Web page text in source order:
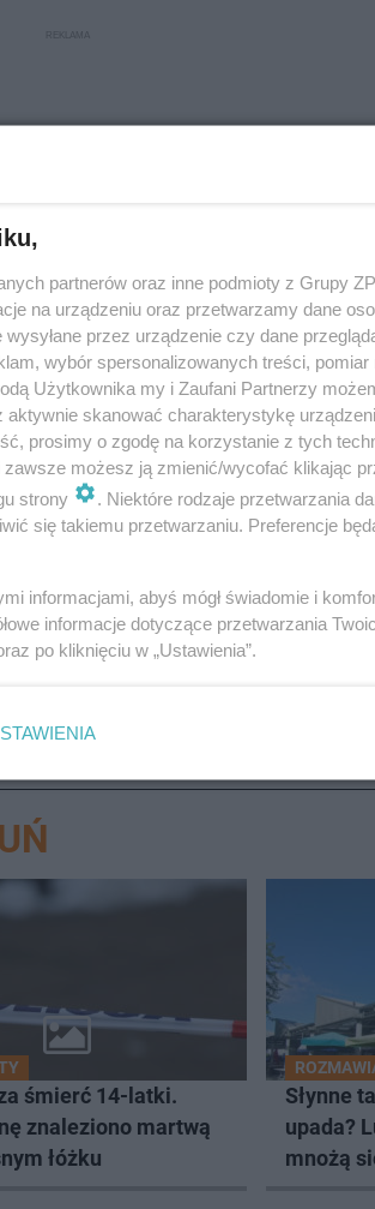
są m.in. soda oczyszczona.
działa teżmiks wódki(2 kieliszki) z
konkretne upodobania
śmierć 14-latki.
znaleziono martwą
łóżku
Słynne
upada?
mnożą
partnerów oraz inne podmioty z Grupy
na urządzeniu oraz przetwarzamy dane
przez urządzenie czy dane
wybór spersonalizowanych treści,
Użytkownika my i Zaufani Partnerzy
aktywnie skanować charakterystykę
prosimy o zgodę na korzystanie z tych
zawsze możesz ją zmienić/wycofać klikając
strony
. Niektóre rodzaje przetwarzania
się takiemu przetwarzaniu. Preferencje
informacjami, abyś mógł świadomie i
informacje dotyczące przetwarzania
po kliknięciu w „Ustawienia”.